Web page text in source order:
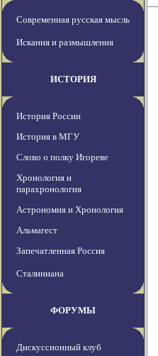
Современная русская мысль
Искания и размышления
ИСТОРИЯ
История России
История в МГУ
Слово о полку Игореве
Хронология и
парахронология
Астрономия и Хронология
Альмагест
Запечатленная Россия
Сталиниана
ФОРУМЫ
Дискуссионный клуб